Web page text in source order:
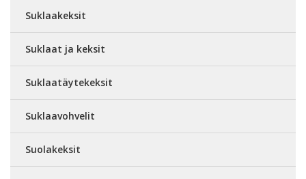
Suklaakeksit
Suklaat ja keksit
Suklaatäytekeksit
Suklaavohvelit
Suolakeksit